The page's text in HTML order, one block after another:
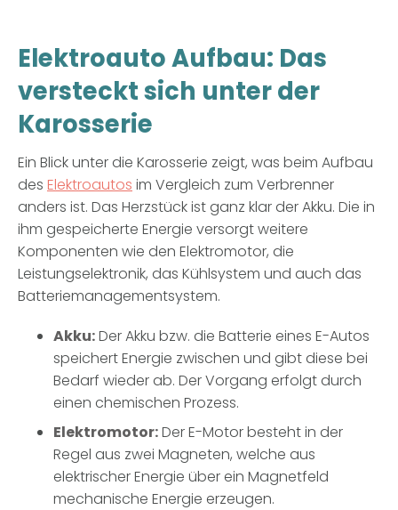
Elektroauto Aufbau: Das
versteckt sich unter der
Karosserie
Ein Blick unter die Karosserie zeigt, was beim Aufbau
des Elektroautos im Vergleich zum Verbrenner
anders ist. Das Herzstück ist ganz klar der Akku. Die in
ihm gespeicherte Energie versorgt weitere
Komponenten wie den Elektromotor, die
Leistungselektronik, das Kühlsystem und auch das
Batteriemanagementsystem.
Akku:Der Akku bzw. die Batterie eines E-Autos
speichert Energie zwischen und gibt diese bei
Bedarf wieder ab. Der Vorgang erfolgt durch
einen chemischen Prozess.
Elektromotor:Der E-Motor besteht in der
Regel aus zwei Magneten, welche aus
elektrischer Energie über ein Magnetfeld
mechanische Energie erzeugen.